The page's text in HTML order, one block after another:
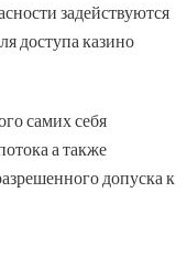
задействуются
доступа казино
самих себя
а также
допуска к